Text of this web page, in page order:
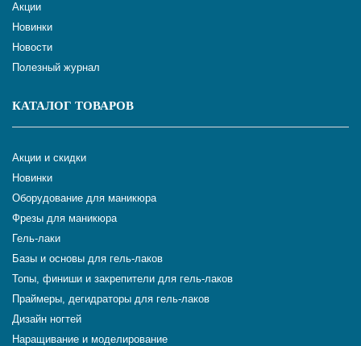
Акции
Новинки
Новости
Полезный журнал
КАТАЛОГ ТОВАРОВ
Акции и скидки
Новинки
Оборудование для маникюра
Фрезы для маникюра
Гель-лаки
Базы и основы для гель-лаков
Топы, финиши и закрепители для гель-лаков
Праймеры, дегидраторы для гель-лаков
Дизайн ногтей
Наращивание и моделирование